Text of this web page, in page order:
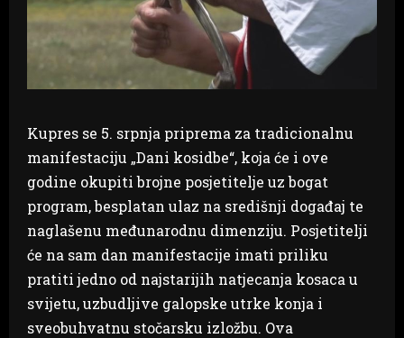
Kupres se 5. srpnja priprema za tradicionalnu
manifestaciju „Dani kosidbe“, koja će i ove
godine okupiti brojne posjetitelje uz bogat
program, besplatan ulaz na središnji događaj te
naglašenu međunarodnu dimenziju. Posjetitelji
će na sam dan manifestacije imati priliku
pratiti jedno od najstarijih natjecanja kosaca u
svijetu, uzbudljive galopske utrke konja i
sveobuhvatnu stočarsku izložbu. Ova